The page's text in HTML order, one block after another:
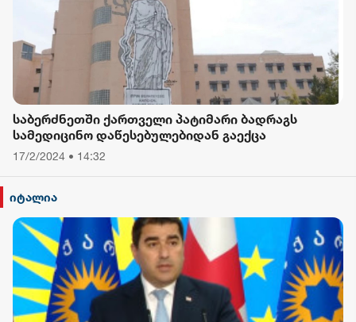
საბერძნეთში ქართველი პატიმარი ბადრაგს
სამედიცინო დაწესებულებიდან გაექცა
17/2/2024 • 14:32
იტალია